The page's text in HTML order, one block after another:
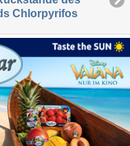
Chlorpyrifos